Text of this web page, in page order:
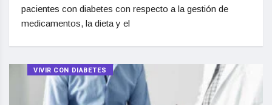
pacientes con diabetes con respecto a la gestión de
medicamentos, la dieta y el
VIVIR CON DIABETES